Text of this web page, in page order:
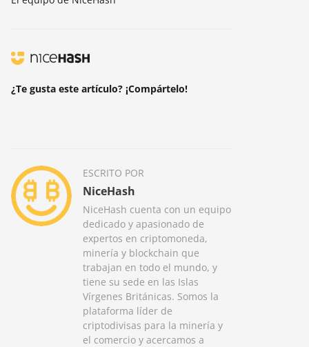
¿Te gusta este artículo? ¡Compártelo!
ESCRITO POR
NiceHash
NiceHash cuenta con un equipo
dedicado y apasionado de
expertos en criptomoneda,
minería y blockchain que
trabajan en todo el mundo, y
tiene su sede en las Islas
Vírgenes Británicas. Somos la
plataforma líder de
criptodivisas para la minería y
el comercio y acercamos a